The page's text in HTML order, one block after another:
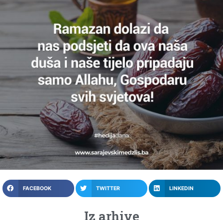
FACEBOOK TWITTER LINKEDIN
Iz arhive